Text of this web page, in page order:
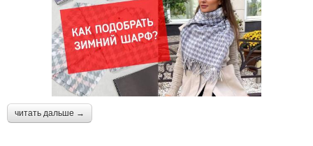
читать дальше →